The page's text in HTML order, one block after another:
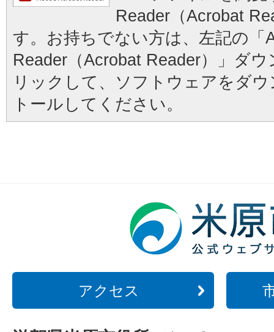
Reader（Acrobat
す。お持ちでない方は、左記の「
Reader（Acrobat Reader）」ダ
リックして、ソフトウェアをダ
トールしてください。
アクセス